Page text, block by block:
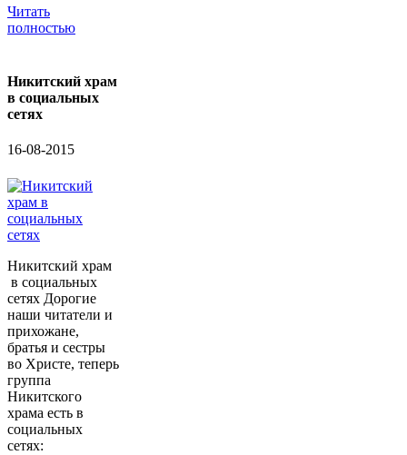
Читать
полностью
Никитский храм
в социальных
сетях
16-08-2015
Никитский храм
в социальных
сетях Дорогие
наши читатели и
прихожане,
братья и сестры
во Христе, теперь
группа
Никитского
храма есть в
социальных
сетях: